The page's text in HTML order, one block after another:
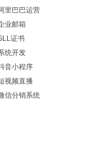
里巴巴运营
业邮箱
证书
统开发
音小程序
视频直播
信分销系统